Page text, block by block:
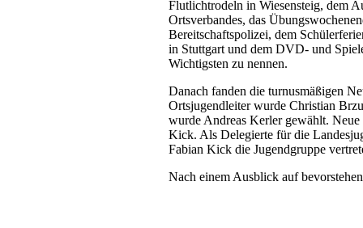
Flutlichtrodeln in Wiesensteig, dem
Ortsverbandes, das
Bereitschaftspolizei, dem
in Stuttgart und dem DVD- und
Wichtigsten zu nennen.
Danach fanden die turnusmäßigen
Ortsjugendleiter wurde Christian
wurde Andreas Kerler gewählt.
Kick. Als Delegierte für die
Fabian Kick die Jugendgruppe
Nach einem Ausblick auf